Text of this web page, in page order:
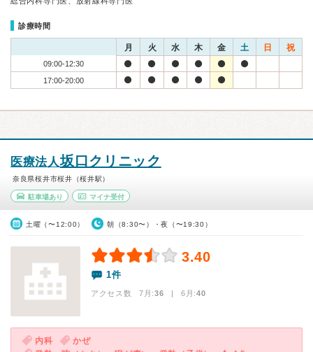
診療時間
月 火 水 木 金 土 日 祝
09:00-12:30
17:00-20:00
医療法人坂口クリニック
奈良県桜井市桜井（桜井駅）
駐車場あり マイナ受付
土曜（〜12:00） 朝（8:30〜）・夜（〜19:30）
3.40
1件
アクセス数 7月:36 | 6月:40
内科
かぜ